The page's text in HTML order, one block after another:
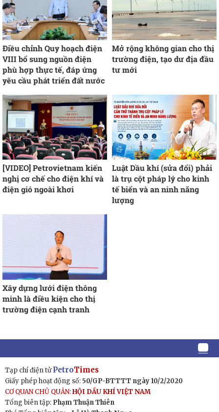
Điều chỉnh Quy hoạch điện
VIII bổ sung nguồn điện
phù hợp thực tế, đáp ứng
yêu cầu phát triển đất nước
Mở rộng không gian cho thị
trường điện, tạo dư địa đầu
tư mới
[VIDEO] Petrovietnam kiến
nghị cơ chế cho điện khí và
điện gió ngoài khơi
Luật Dầu khí (sửa đổi) phải
là trụ cột pháp lý cho kinh
tế biển và an ninh năng
lượng
Xây dựng lưới điện thông
minh là điều kiện cho thị
trường điện cạnh tranh
Tạp chí điện tửPetroTimes
Giấy phép hoạt động số: 50/GP-BTTTT ngày 10/2/2020
CƠ QUAN CHỦ QUẢN:HỘI DẦU KHÍ VIỆT NAM
Tổng biên tập: Phạm Thuận Thiên